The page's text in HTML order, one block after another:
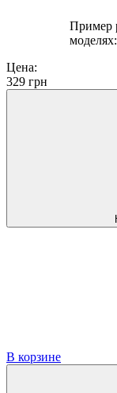
Пример
моделях:
Цена:
329 грн
В корзине